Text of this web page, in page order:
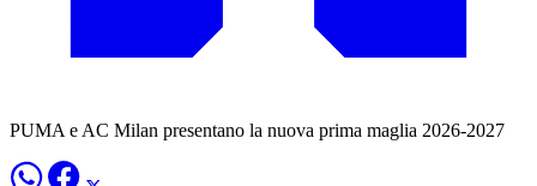
PUMA e AC Milan presentano la nuova prima maglia 2026-2027